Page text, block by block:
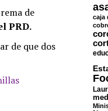
de
PRD.
de que dos
caja